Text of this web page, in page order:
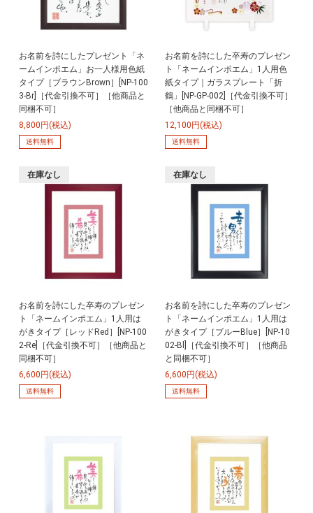
お名前を詩にしたプレゼント「ネ
ームインポエム」お一人様用色紙
タイプ［ブラウンBrown］[NP-100
3-Br]［代金引換不可］［他商品と
同梱不可］
8,800円(税込)
送料無料
お名前を詩にした卒寿のプレゼン
ト「ネームインポエム」1人用色
紙タイプ｜ガラスプレート「折
鶴」[NP-GP-002]［代金引換不可］
［他商品と同梱不可］
12,100円(税込)
送料無料
お名前を詩にした卒寿のプレゼン
ト「ネームインポエム」1人用は
がきタイプ［レッドRed］[NP-100
2-Re]［代金引換不可］［他商品と
同梱不可］
6,600円(税込)
送料無料
在庫なし
お名前を詩にした卒寿のプレゼン
ト「ネームインポエム」1人用は
がきタイプ［ブルーBlue］[NP-10
02-Bl]［代金引換不可］［他商品
と同梱不可］
6,600円(税込)
送料無料
在庫なし